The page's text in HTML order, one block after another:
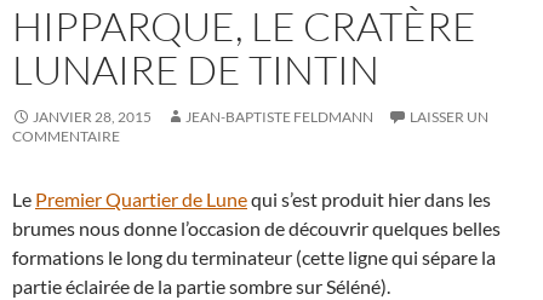
HIPPARQUE, LE CRATÈRE
LUNAIRE DE TINTIN
JANVIER 28, 2015 JEAN-BAPTISTE FELDMANN
LAISSER UN
COMMENTAIRE
Le Premier Quartier de Lunequi s’est produit hier dans les
brumes nous donne l’occasion de découvrir quelques belles
formations le long du terminateur (cette ligne qui sépare la
partie éclairée de la partie sombre sur Séléné).